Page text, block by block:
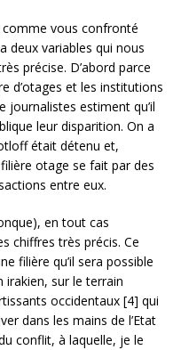
comme vous confronté
deux variables qui nous
précise. D’abord parce
d’otages et les institutions
journalistes estiment qu’il
leur disparition. On a
était détenu et,
otage se fait par des
entre eux.
en tout cas
chiffres très précis. Ce
filière qu’il sera possible
irakien, sur le terrain
occidentaux [4] qui
dans les mains de l’Etat
conflit, à laquelle, je le